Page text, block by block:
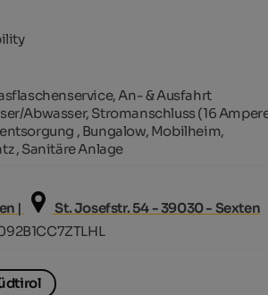
An- & Ausfahrt
Abwasser, Stromanschluss (16
, Bungalow, Mobilheim,
, Sanitäre Anlage
|
St. Josefstr. 54 - 39030 - Sexten